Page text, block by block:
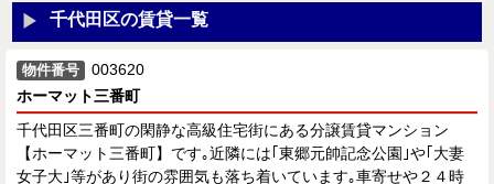
千代田区の賃貸一覧
物件番号
003620
ホーマット三番町
千代田区三番町の閑静な高級住宅街にある分譲賃貸マンション
【ホーマット三番町】です｡近隣には｢東郷元帥記念公園｣や｢大妻
女子大｣等があり街の雰囲気も落ち着いています｡車寄せや２４時